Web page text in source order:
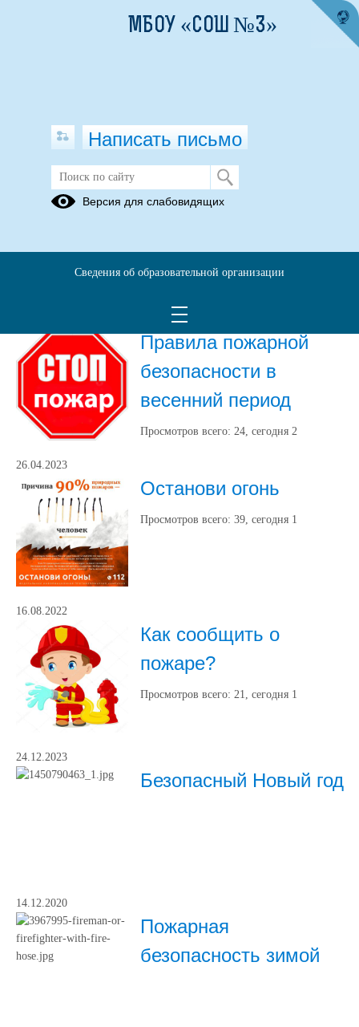
ДЮП
Правила пожарной
безопасности в
весенний период
Просмотров всего: 24, сегодня 2
26.04.2023
Останови огонь
Просмотров всего: 39, сегодня 1
16.08.2022
Как сообщить о
пожаре?
Просмотров всего: 21, сегодня 1
24.12.2023
Безопасный Новый год
14.12.2020
Пожарная
безопасность зимой
МБОУ «СОШ №3»
Написать письмо
Версия для слабовидящих
Сведения об образовательной организации